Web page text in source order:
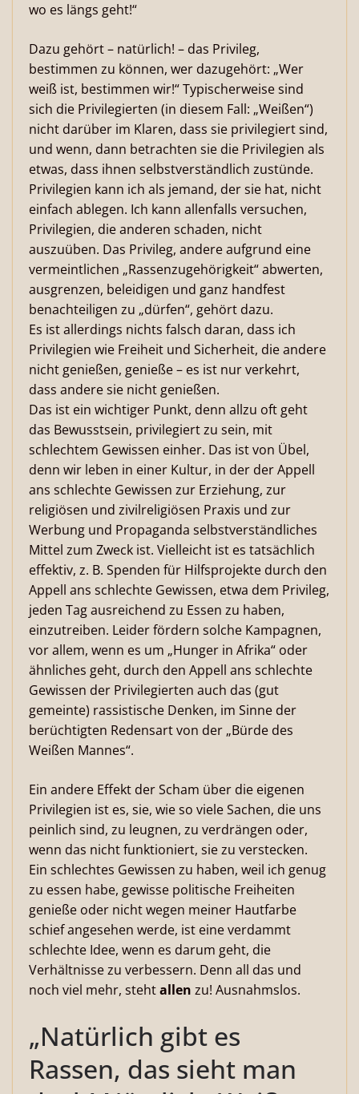
wo es längs geht!“
Dazu gehört – natürlich! – das Privileg,
bestimmen zu können, wer dazugehört: „Wer
weiß ist, bestimmen wir!“ Typischerweise sind
sich die Privilegierten (in diesem Fall: „Weißen“)
nicht darüber im Klaren, dass sie privilegiert sind,
und wenn, dann betrachten sie die Privilegien als
etwas, dass ihnen selbstverständlich zustünde.
Privilegien kann ich als jemand, der sie hat, nicht
einfach ablegen. Ich kann allenfalls versuchen,
Privilegien, die anderen schaden, nicht
auszuüben. Das Privileg, andere aufgrund eine
vermeintlichen „Rassenzugehörigkeit“ abwerten,
ausgrenzen, beleidigen und ganz handfest
benachteiligen zu „dürfen“, gehört dazu.
Es ist allerdings nichts falsch daran, dass ich
Privilegien wie Freiheit und Sicherheit, die andere
nicht genießen, genieße – es ist nur verkehrt,
dass andere sie nicht genießen.
Das ist ein wichtiger Punkt, denn allzu oft geht
das Bewusstsein, privilegiert zu sein, mit
schlechtem Gewissen einher. Das ist von Übel,
denn wir leben in einer Kultur, in der der Appell
ans schlechte Gewissen zur Erziehung, zur
religiösen und zivilreligiösen Praxis und zur
Werbung und Propaganda selbstverständliches
Mittel zum Zweck ist. Vielleicht ist es tatsächlich
effektiv, z. B. Spenden für Hilfsprojekte durch den
Appell ans schlechte Gewissen, etwa dem Privileg,
jeden Tag ausreichend zu Essen zu haben,
einzutreiben. Leider fördern solche Kampagnen,
vor allem, wenn es um „Hunger in Afrika“ oder
ähnliches geht, durch den Appell ans schlechte
Gewissen der Privilegierten auch das (gut
gemeinte) rassistische Denken, im Sinne der
berüchtigten Redensart von der „Bürde des
Weißen Mannes“.
Ein andere Effekt der Scham über die eigenen
Privilegien ist es, sie, wie so viele Sachen, die uns
peinlich sind, zu leugnen, zu verdrängen oder,
wenn das nicht funktioniert, sie zu verstecken.
Ein schlechtes Gewissen zu haben, weil ich genug
zu essen habe, gewisse politische Freiheiten
genieße oder nicht wegen meiner Hautfarbe
schief angesehen werde, ist eine verdammt
schlechte Idee, wenn es darum geht, die
Verhältnisse zu verbessern. Denn all das und
noch viel mehr, stehtallen zu! Ausnahmslos.
„Natürlich gibt es
Rassen, das sieht man